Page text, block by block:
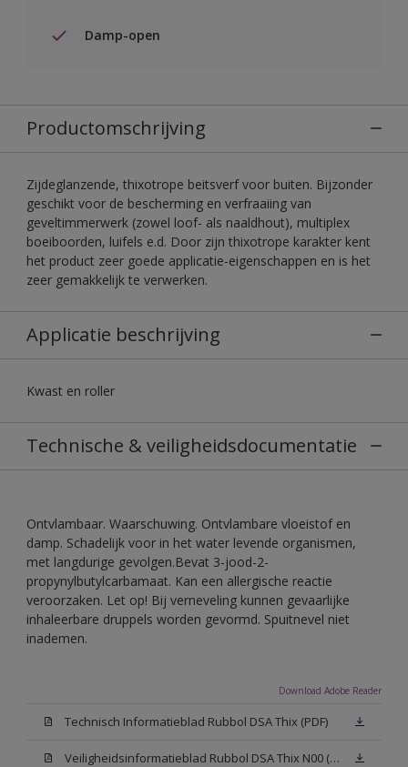
Damp-open
Productomschrijving
Zijdeglanzende, thixotrope beitsverf voor buiten. Bijzonder
geschikt voor de bescherming en verfraaiing van
geveltimmerwerk (zowel loof- als naaldhout), multiplex
boeiboorden, luifels e.d. Door zijn thixotrope karakter kent
het product zeer goede applicatie-eigenschappen en is het
zeer gemakkelijk te verwerken.
Applicatie beschrijving
Kwast en roller
Technische & veiligheidsdocumentatie
Ontvlambaar. Waarschuwing. Ontvlambare vloeistof en
damp. Schadelijk voor in het water levende organismen,
met langdurige gevolgen.Bevat 3-jood-2-
propynylbutylcarbamaat. Kan een allergische reactie
veroorzaken. Let op! Bij verneveling kunnen gevaarlijke
inhaleerbare druppels worden gevormd. Spuitnevel niet
inademen.
Download Adobe Reader
Technisch Informatieblad Rubbol DSA Thix (PDF)
Veiligheidsinformatieblad Rubbol DSA Thix N00 (MSDS)